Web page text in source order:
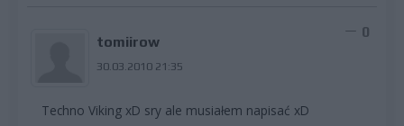
tomiirow
30.03.2010 21:35
0
Techno Viking xD sry ale musiałem napisać xD